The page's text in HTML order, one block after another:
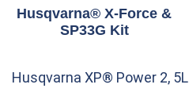
Husqvarna® X-Force &
SP33G Kit
Husqvarna XP® Power 2, 5L